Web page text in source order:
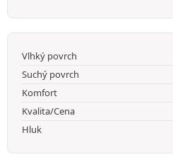
Vlhký povrch
Suchý povrch
Komfort
Kvalita/Cena
Hluk